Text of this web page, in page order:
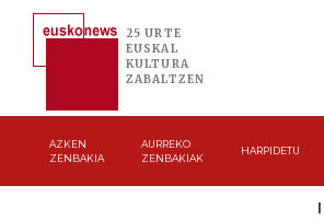
25 URTE
EUSKAL
KULTURA
ZABALTZEN
AZKEN
ZENBAKIA
AURREKO
ZENBAKIAK
HARPIDETU